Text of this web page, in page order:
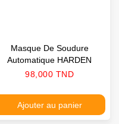
Masque De Soudure
Automatique HARDEN
Prix
98,000 TND
Ajouter au panier